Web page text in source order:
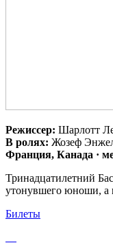
Режиссер: Шарлотт
В ролях: Жозеф
Франция, Канада ·
Тринадцатилетний
утонувшего юноши, а
Билеты